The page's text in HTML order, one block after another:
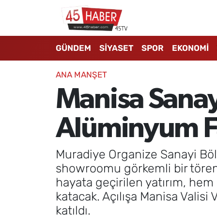
GÜNDEM SİYASET SPOR EKONOMİ
ANA MANŞET
Manisa
Alüminyum
Muradiye Organize Sanayi
showroomu görkemli bir
hayata geçirilen yatırım,
katacak. Açılışa Manisa
katıldı.
GÜNDEM
SİYASET
EKONOMİ
3.SAYFA
EĞİTİM
SAĞLIK
Manisa Nöbetçi Eczaneler
Manisa Hava Durumu
Manisa Namaz Vakitleri
Manisa Trafik Yoğunluk Haritası
Süper Lig Puan Durumu ve Fikstür
Tüm Manşetler
Son Dakika Haberleri
Haber Arşivi